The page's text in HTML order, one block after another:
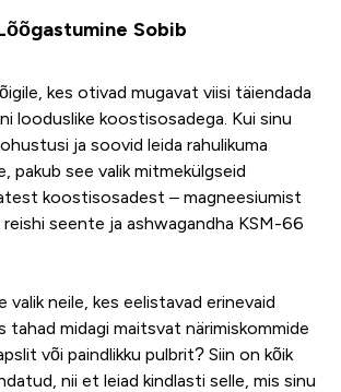
Sobib
kes otivad mugavat viisi täiendada
looduslike koostisosadega. Kui sinu
ja soovid leida rahulikuma
pakub see valik mitmekülgseid
koostisosadest – magneesiumist
reishi seente ja ashwagandha KSM-66
valik neile, kes eelistavad erinevaid
tahad midagi maitsvat närimiskommide
või paindlikku pulbrit? Siin on kõik
nii et leiad kindlasti selle, mis sinu